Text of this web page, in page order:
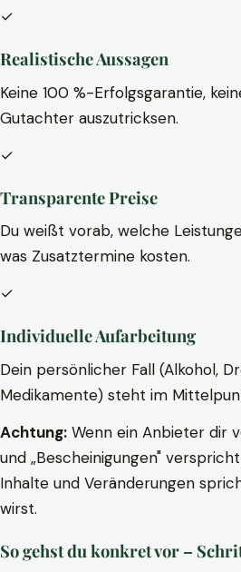
✓
Realistische Aussagen
Keine 100 %-Erfolgsgarantie,
Gutachter auszutricksen.
✓
Transparente Preise
Du weißt vorab, welche
was Zusatztermine kosten.
✓
Individuelle Aufarbeitung
Dein persönlicher Fall (Alkohol,
Medikamente) steht im
Achtung: Wenn ein Anbieter dir
und „Bescheinigungen"
Inhalte und Veränderungen
wirst.
So gehst du konkret vor –